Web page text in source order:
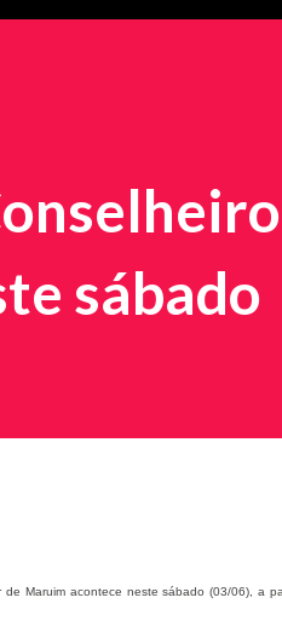
sábado
Maruim acontece neste sábado (03/06), a